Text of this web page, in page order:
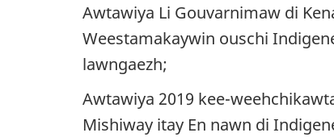
Awtawiya Li Gouvarnimaw di
Weestamakaywin ouschi
lawngaezh;
Awtawiya 2019 kee-
Mishiway itay En nawn di